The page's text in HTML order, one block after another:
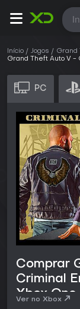
Início Jogos
Grand
Grand Theft Auto V
PC
Comprar
Criminal
Xbox One
Ver no Xbox